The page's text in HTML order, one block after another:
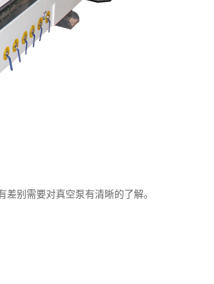
别需要对真空泵有清晰的了解。